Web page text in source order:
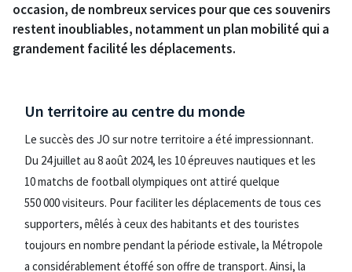
occasion, de nombreux services pour que ces souvenirs
restent inoubliables, notamment un plan mobilité qui a
grandement facilité les déplacements.
Un territoire au centre du monde
Le succès des JO sur notre territoire a été impressionnant.
Du 24 juillet au 8 août 2024, les 10 épreuves nautiques et les
10 matchs de football olympiques ont attiré quelque
550 000 visiteurs. Pour faciliter les déplacements de tous ces
supporters, mêlés à ceux des habitants et des touristes
toujours en nombre pendant la période estivale, la Métropole
a considérablement étoffé son offre de transport. Ainsi, la